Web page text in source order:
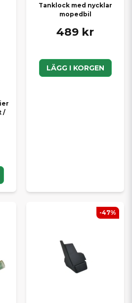
/
Tanklock med nycklar
mopedbil
489 kr
LÄGG I KORGEN
-47%